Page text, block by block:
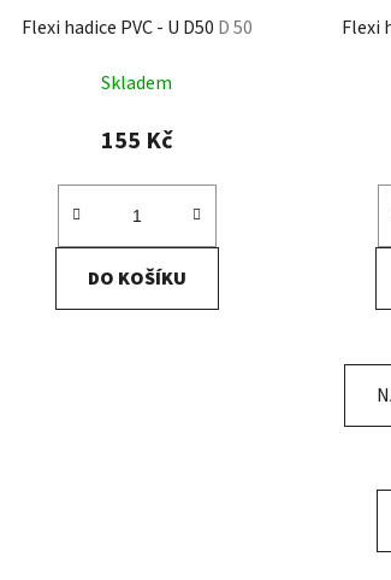
Flexi hadice PVC - U D50 D 50
Skladem
155 Kč
DO KOŠÍKU
Flexi